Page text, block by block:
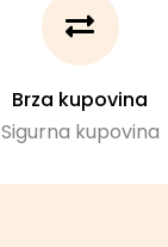
Brza kupovina
Sigurna kupovina